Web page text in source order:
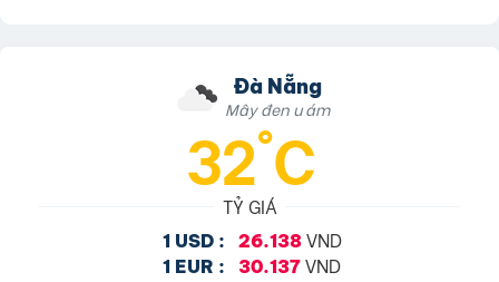
Đà Nẵng
Mây đen u ám
32°C
TỶ GIÁ
1 USD : 26.138VND
1 EUR : 30.137 VND